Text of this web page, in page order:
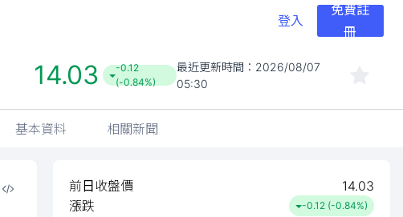
登入
免費註
冊
14.03
-0.12
(-0.84%)
最近更新時間： 2026/08/07
05:30
基本資料 相關新聞
前日收盤價
14.03
漲跌
-0.12 (-0.84%)